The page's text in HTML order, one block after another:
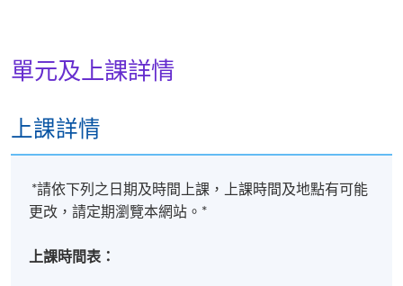
港大學專業進修學院頒授「證書（單元：茶席導
論）」：
出席率達70%或以上；及
單元及上課詳情
上課詳情
*請依下列之日期及時間上課，上課時間及地點有可能
更改，請定期瀏覽本網站。*
上課時間表：